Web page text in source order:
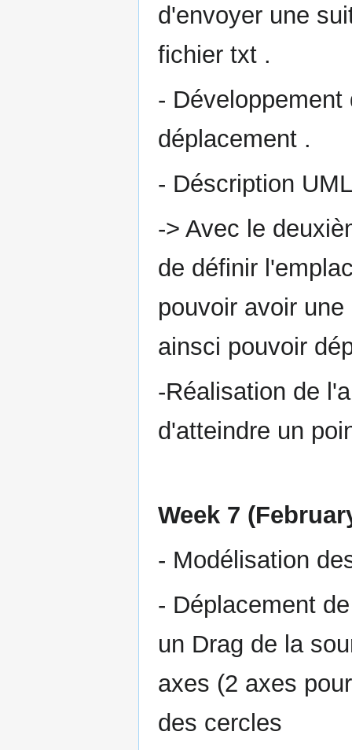
d'envoyer une
fichier txt .
-
déplacement .
- Déscription
-> Avec le
de définir
pouvoir avoir
ainsci pouvoir
-Réalisation de
d'atteindre un
Week 7
- Modélisation
- Déplacement
un Drag de la
axes (2 axes
des cercles